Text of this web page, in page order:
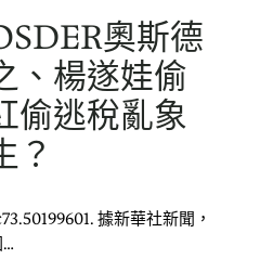
奧斯德
、楊遂娃偷
偷逃稅亂象
？
據新華社新聞，
…